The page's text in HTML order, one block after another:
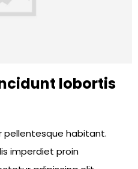
lobortis
pellentesque habitant.
imperdiet proin